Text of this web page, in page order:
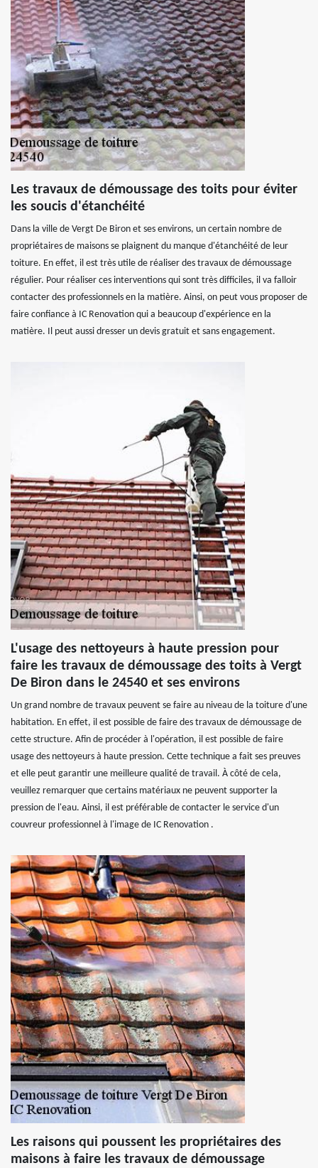
Les travaux de démoussage des toits pour éviter
les soucis d'étanchéité
Dans la ville de Vergt De Biron et ses environs, un certain nombre de
propriétaires de maisons se plaignent du manque d'étanchéité de leur
toiture. En effet, il est très utile de réaliser des travaux de démoussage
régulier. Pour réaliser ces interventions qui sont très difficiles, il va falloir
contacter des professionnels en la matière. Ainsi, on peut vous proposer de
faire confiance à IC Renovation qui a beaucoup d'expérience en la
matière. Il peut aussi dresser un devis gratuit et sans engagement.
L'usage des nettoyeurs à haute pression pour
faire les travaux de démoussage des toits à Vergt
De Biron dans le 24540 et ses environs
Un grand nombre de travaux peuvent se faire au niveau de la toiture d'une
habitation. En effet, il est possible de faire des travaux de démoussage de
cette structure. Afin de procéder à l'opération, il est possible de faire
usage des nettoyeurs à haute pression. Cette technique a fait ses preuves
et elle peut garantir une meilleure qualité de travail. À côté de cela,
veuillez remarquer que certains matériaux ne peuvent supporter la
pression de l'eau. Ainsi, il est préférable de contacter le service d'un
couvreur professionnel à l'image de IC Renovation .
Les raisons qui poussent les propriétaires des
maisons à faire les travaux de démoussage